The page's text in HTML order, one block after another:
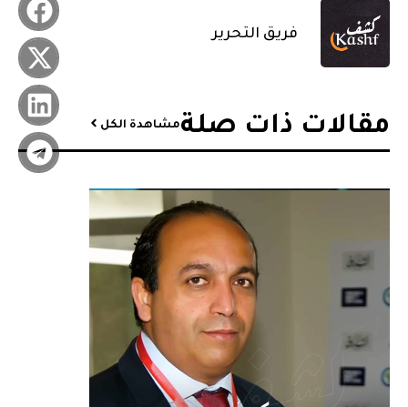
فريق التحرير
مقالات ذات صلةمشاهدة الكل